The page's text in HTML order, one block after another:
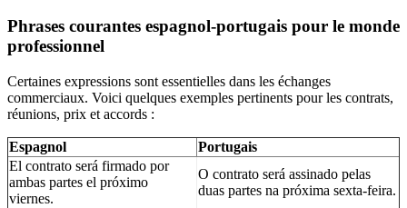
Phrases courantes espagnol-portugais pour le monde
professionnel
Certaines expressions sont essentielles dans les échanges
commerciaux. Voici quelques exemples pertinents pour les contrats,
réunions, prix et accords :
Espagnol
Portugais
El contrato será firmado por
ambas partes el próximo
viernes.
O contrato será assinado pelas
duas partes na próxima sexta-feira.